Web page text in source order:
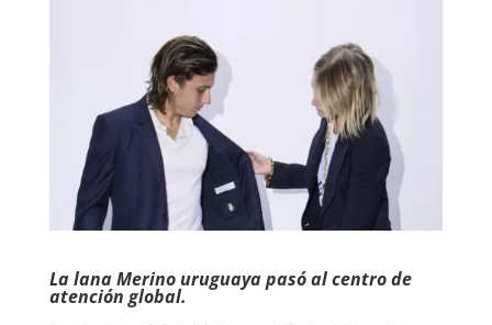
La lana Merino uruguaya pasó al centro de
atención global.